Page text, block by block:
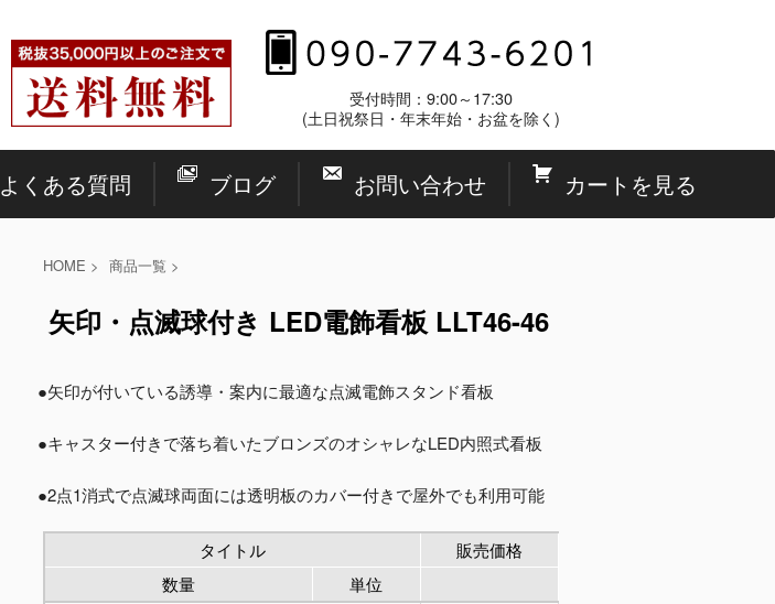
受付時間：9:00～17:30
(土日祝祭日・年末年始・お盆を除く)
よくある質問 ブログ お問い合わせ カートを見る
HOME > 商品一覧 >
矢印・点滅球付き LED電飾看板 LLT46-46
●矢印が付いている誘導・案内に最適な点滅電飾スタンド看板
●キャスター付きで落ち着いたブロンズのオシャレなLED内照式看板
●2点1消式で点滅球両面には透明板のカバー付きで屋外でも利用可能
タイトル
販売価格
数量
単位